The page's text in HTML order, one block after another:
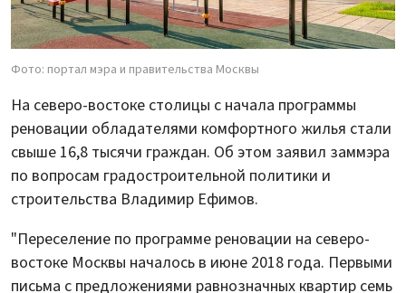
Фото: портал мэра и правительства Москвы
На северо-востоке столицы с начала программы
реновации обладателями комфортного жилья стали
свыше 16,8 тысячи граждан. Об этом заявил заммэра
по вопросам градостроительной политики и
строительства Владимир Ефимов.
"Переселение по программе реновации на северо-
востоке Москвы началось в июне 2018 года. Первыми
письма с предложениями равнозначных квартир семь